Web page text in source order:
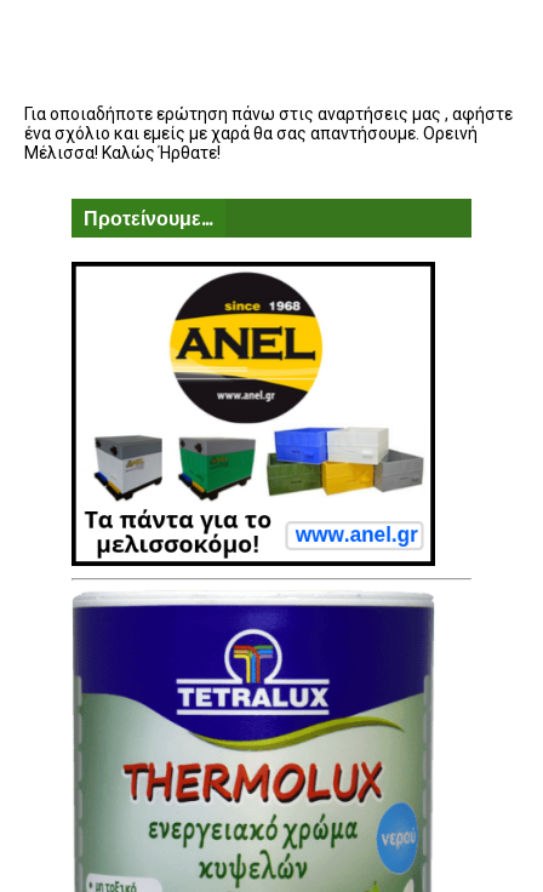
Για οποιαδήποτε ερώτηση πάνω στις αναρτήσεις μας , αφήστε
ένα σχόλιο και εμείς με χαρά θα σας απαντήσουμε. Ορεινή
Μέλισσα! Καλώς Ήρθατε!
Προτείνουμε...